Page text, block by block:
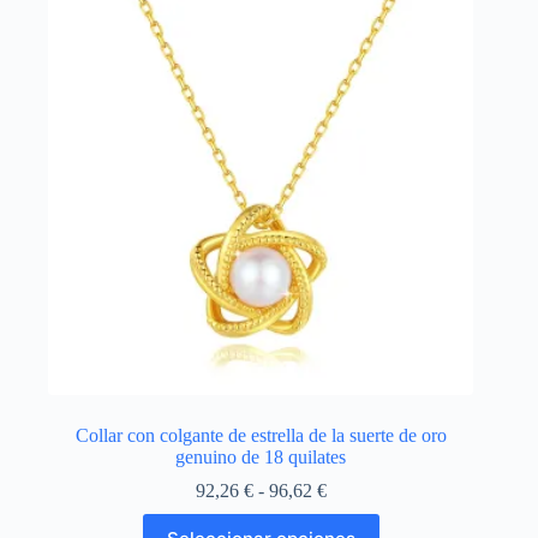
producto
Collar con colgante de estrella de la suerte de oro
genuino de 18 quilates
92,26 € - 96,62 €Rango
de
precios: